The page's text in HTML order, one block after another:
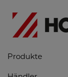
Produkte